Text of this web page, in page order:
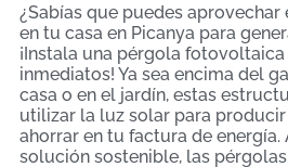
¿Sabías que puedes
en tu casa en Picanya para
¡Instala una pérgola
inmediatos! Ya sea encima del
casa o en el jardín, estas
utilizar la luz solar para
ahorrar en tu factura de energía.
solución sostenible, las